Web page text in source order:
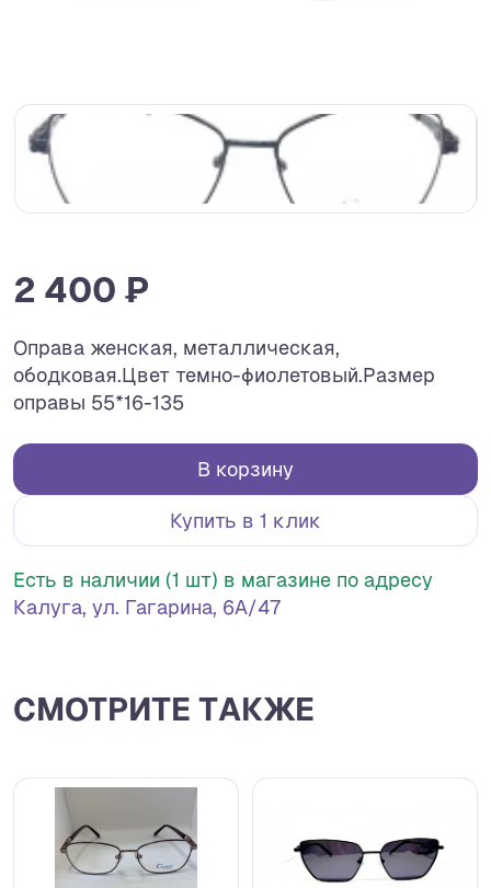
2 400 ₽
Оправа женская, металлическая,
ободковая.Цвет темно-фиолетовый.Размер
оправы 55*16-135
В корзину
Купить в 1 клик
Есть в наличии (1 шт) в магазине по адресу
Калуга, ул. Гагарина, 6А/47
СМОТРИТЕ ТАКЖЕ